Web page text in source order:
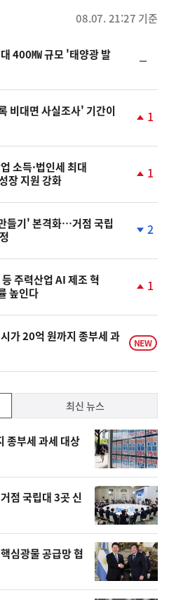
08.07. 21:27 기준
400㎿ 규모 '태양광 발
일
비대면 사실조사' 기간이
상
1
소득·법인세 최대
장 지원 강화
상
1
들기' 본격화…거점 국립
하
2
주력산업 AI 제조 혁
높인다
상
승
1
가 20억 원까지 종부세 과
NEW
최신 뉴스
종부세 과세 대상
점 국립대 3곳 신
심광물 공급망 협